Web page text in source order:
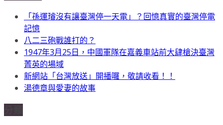
「孫運璿沒有讓臺灣停一天電」？回憶真實的臺灣停電
記憶
八二三砲戰誰打的？
1947年3月25日，中國軍隊在嘉義車站前大肆槍決臺灣
菁英的場域
新網站「台灣放送」開播囉，敬請收看！！
湯德章與愛妻的故事